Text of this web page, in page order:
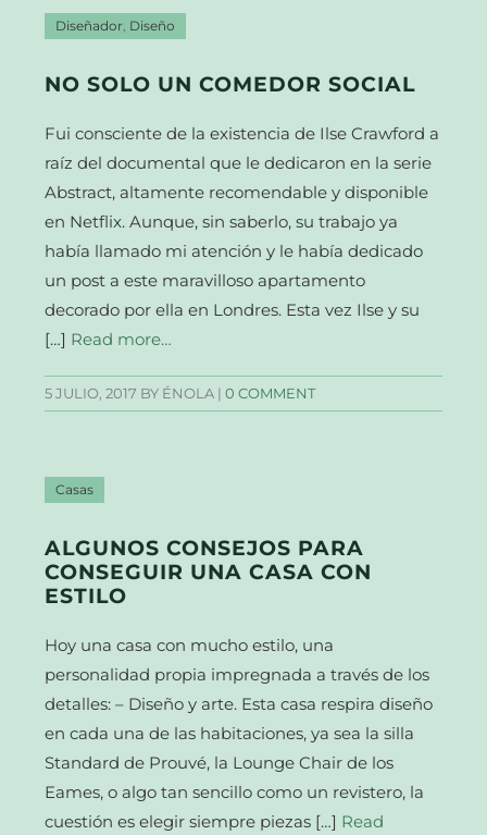
Diseñador, Diseño
NO SOLO UN COMEDOR SOCIAL
Fui consciente de la existencia de Ilse Crawford a
raíz del documental que le dedicaron en la serie
Abstract, altamente recomendable y disponible
en Netflix. Aunque, sin saberlo, su trabajo ya
había llamado mi atención y le había dedicado
un post a este maravilloso apartamento
decorado por ella en Londres. Esta vez Ilse y su
[…] Read more…
5 JULIO, 2017 BY ÉNOLA |0 COMMENT
Casas
ALGUNOS CONSEJOS PARA
CONSEGUIR UNA CASA CON
ESTILO
Hoy una casa con mucho estilo, una
personalidad propia impregnada a través de los
detalles: – Diseño y arte. Esta casa respira diseño
en cada una de las habitaciones, ya sea la silla
Standard de Prouvé, la Lounge Chair de los
Eames, o algo tan sencillo como un revistero, la
cuestión es elegir siempre piezas […] Read